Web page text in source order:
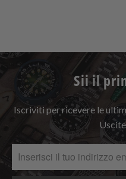
Sii il
Iscriviti per ricevere le